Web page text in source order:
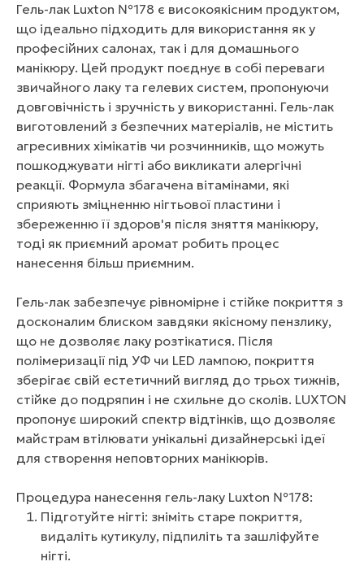
Гель-лак Luxton №178 є високоякісним продуктом,
що ідеально підходить для використання як у
професійних салонах, так і для домашнього
манікюру. Цей продукт поєднує в собі переваги
звичайного лаку та гелевих систем, пропонуючи
довговічність і зручність у використанні. Гель-лак
виготовлений з безпечних матеріалів, не містить
агресивних хімікатів чи розчинників, що можуть
пошкоджувати нігті або викликати алергічні
реакції. Формула збагачена вітамінами, які
сприяють зміцненню нігтьової пластини і
збереженню її здоров'я після зняття манікюру,
тоді як приємний аромат робить процес
нанесення більш приємним.
Гель-лак забезпечує рівномірне і стійке покриття з
досконалим блиском завдяки якісному пензлику,
що не дозволяє лаку розтікатися. Після
полімеризації під УФ чи LED лампою, покриття
зберігає свій естетичний вигляд до трьох тижнів,
стійке до подряпин і не схильне до сколів. LUXTON
пропонує широкий спектр відтінків, що дозволяє
майстрам втілювати унікальні дизайнерські ідеї
для створення неповторних манікюрів.
Процедура нанесення гель-лаку Luxton №178:
Підготуйте нігті: зніміть старе покриття,
видаліть кутикулу, підпиліть та зашліфуйте
нігті.